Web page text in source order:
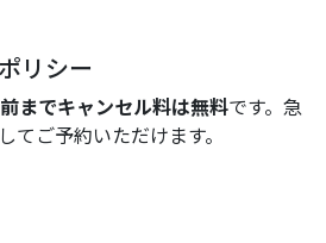
リシー
までキャンセル料は無料です。急
てご予約いただけます。